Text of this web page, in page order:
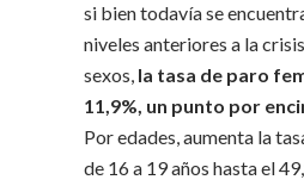
si bien todavía se
niveles anteriores a la
sexos, la tasa de paro
11,9%, un punto por
Por edades, aumenta la
de 16 a 19 años hasta el